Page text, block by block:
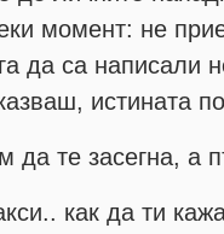
момент: не
да са написали
истината
да те засегна, а
как да ти